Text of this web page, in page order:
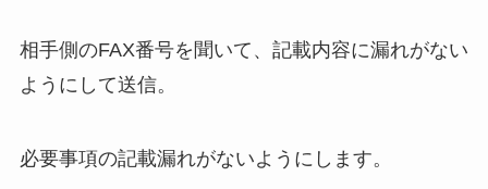
相手側のFAX番号を聞いて、記載内容に漏れがない
ようにして送信。
必要事項の記載漏れがないようにします。